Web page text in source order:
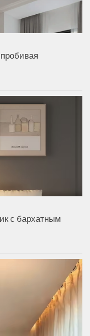
с бархатным